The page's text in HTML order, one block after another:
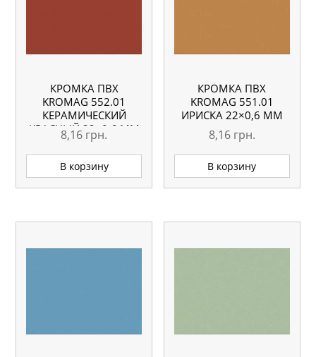
КРОМКА ПВХ
KROMAG 552.01
КЕРАМИЧЕСКИЙ
КРАСНЫЙ 22×0,6 ММ
8,16 грн.
В корзину
КРОМКА ПВХ
KROMAG 551.01
ИРИСКА 22×0,6 ММ
8,16 грн.
В корзину